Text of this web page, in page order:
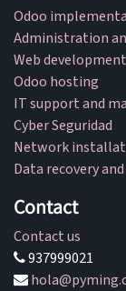
Odoo
Administration
Web
Odoo hosting
IT support and
Cyber Seguridad
Network
Data recovery
Contact
Contact us
937999021